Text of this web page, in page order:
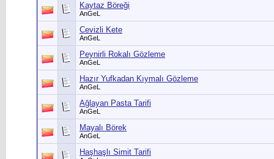
Kaytaz Böreği
AnGeL
Cevizli Kete
AnGeL
Peynirli Rokalı Gözleme
AnGeL
Hazır Yufkadan Kıymalı Gözleme
AnGeL
Ağlayan Pasta Tarifi
AnGeL
Mayalı Börek
AnGeL
Haşhaşlı Simit Tarifi